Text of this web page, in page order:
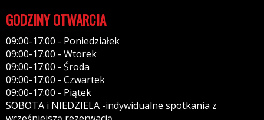
GODZINY OTWARCIA
09:00-17:00 - Poniedziałek
09:00-17:00 - Wtorek
09:00-17:00 - Środa
09:00-17:00 - Czwartek
09:00-17:00 - Piątek
SOBOTA i NIEDZIELA -indywidualne spotkania z